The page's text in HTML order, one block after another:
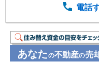
は？・「住宅ロー
談◆お金に関する
ランのシミュレー
やすくグラフに表
計画のご提案
電話
あなたの不動産の売